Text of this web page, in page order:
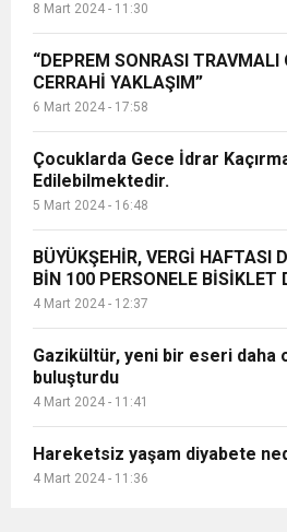
8 Mart 2024 - 11:30
“DEPREM SONRASI TRAVMALI
CERRAHİ YAKLAŞIM”
6 Mart 2024 - 17:58
Çocuklarda Gece İdrar
Edilebilmektedir.
5 Mart 2024 - 16:48
BÜYÜKŞEHİR, VERGİ HAFTASI
BİN 100 PERSONELE BİSİKLET
4 Mart 2024 - 12:37
Gazikültür, yeni bir eseri daha
buluşturdu
4 Mart 2024 - 11:41
Hareketsiz yaşam diyabete
4 Mart 2024 - 11:36